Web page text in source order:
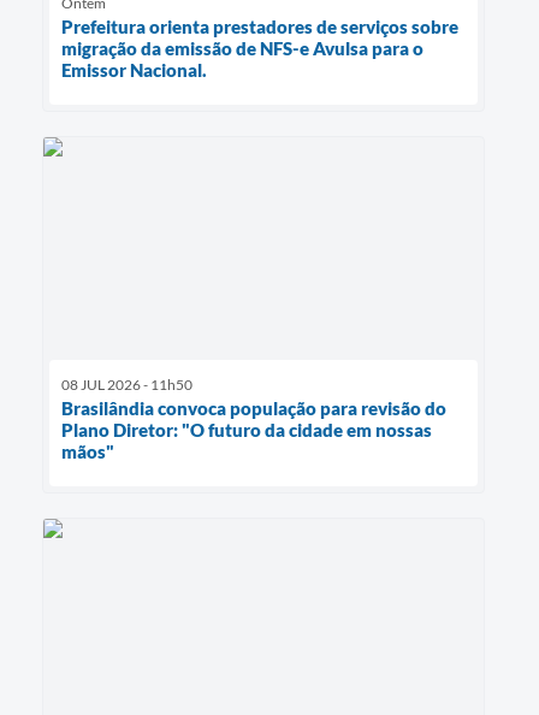
Prefeitura orienta prestadores de serviços sobre
migração da emissão de NFS-e Avulsa para o
Emissor Nacional.
08 JUL 2026 - 11h50
Brasilândia convoca população para revisão do
Plano Diretor: "O futuro da cidade em nossas
mãos"